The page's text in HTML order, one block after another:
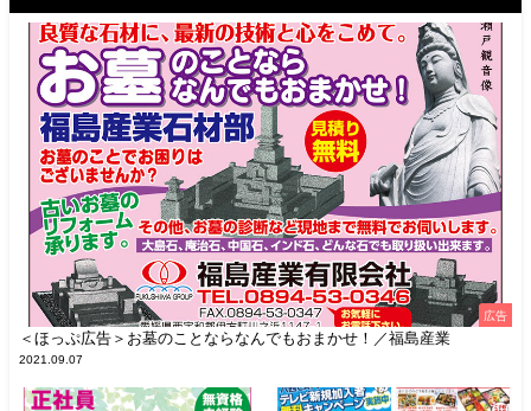
広告
＜ほっぷ広告＞お墓のことならなんでもおまかせ！／福島産業
2021.09.07